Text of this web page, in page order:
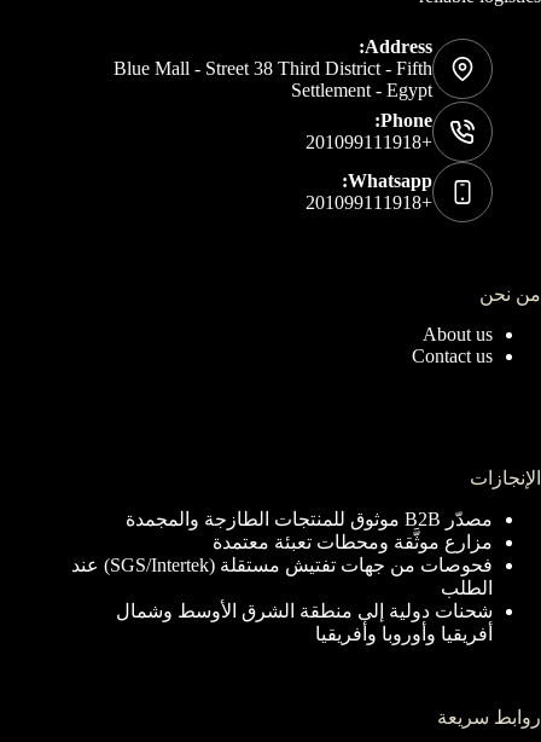
Address:
Blue Mall - Street 38 Third District - Fifth
Settlement - Egypt
Phone:
+201099111918
Whatsapp:
+201099111918
من نحن
About us
Contact us
الإنجازات
مصدّر B2B موثوق للمنتجات الطازجة والمجمدة
مزارع موثَّقة ومحطات تعبئة معتمدة
فحوصات من جهات تفتيش مستقلة (SGS/Intertek) عند
الطلب
شحنات دولية إلى منطقة الشرق الأوسط وشمال
أفريقيا وأوروبا وأفريقيا
روابط سريعة